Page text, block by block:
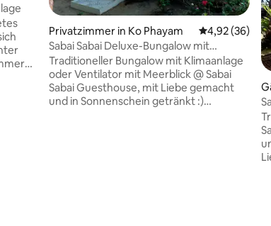
Privatzimmer in Ko Phayam
4,92 (36)
Sabai Sabai Deluxe-Bungalow mit
Meerblick
Traditioneller Bungalow mit Klimaanlage
oder Ventilator mit Meerblick @ Sabai
Sabai Guesthouse, mit Liebe gemacht
und in Sonnenschein getränkt :)